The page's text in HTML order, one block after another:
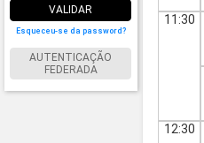
VALIDAR
Esqueceu-se da password?
AUTENTICAÇÃO
FEDERADA
11:30
12:30